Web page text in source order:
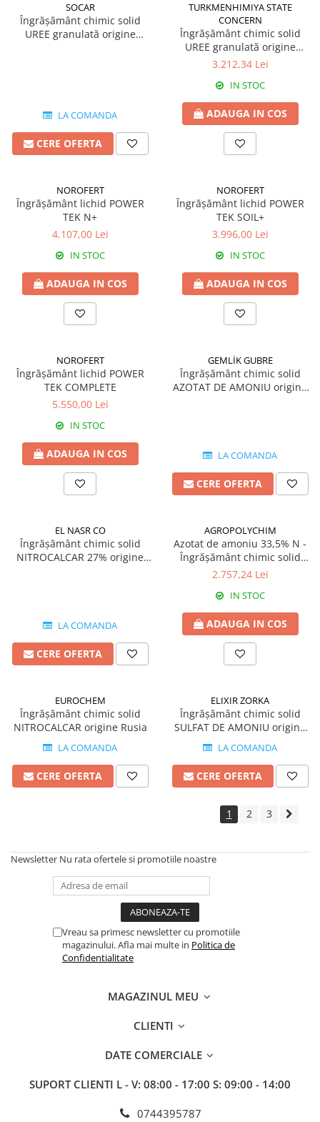
Insecticide
Fertilizanți foliari
Fungicide
Insecticide
Biostimulatori
Pachete tehnologice
Regulatori de creștere
GRÂU DE PRIMĂVARĂ
Erbicide
GRÂU DE TOAMNĂ
Fungicide
Insecticide
Dezinfectant sol
Regulatori de creștere
GRÂU SPELTA
Erbicide
Fungicide
Insecticide
Biostimulatori
HAMEI
Fungicide
Fertilizanți foliari
HASMAȚUCHI
Erbicide
Fungicide
Tratament semințe
Fertilizanți foliari
NĂUT
Insecticide
Acaricide
Biostimulatori
Biostimulatori
Fertilizanți foliari
Insecticide
OREZ
Fertilizanți foliari
Tratament semințe
Fungicide
Insecticide
Fertilizanți foliari
ORZOAICĂ
Tratament semințe
Fertilizanți foliari
PĂIOASE
Fungicide
Insecticide
Biostimulatori
Adjuvanți
PĂSTÂRNAC
Fertilizanți foliari
Insecticide
PEPENE GALBEN
Biostimulatori
Acaricide
SOCAR
Îngrășământ chimic solid
UREE granulată origine
LA COMANDA
CERE OFERTA
TURKMENHIMIYA STATE
CONCERN
Îngrășământ chimic solid
UREE granulată origine
Turkmenistan
3.212,34 Lei
IN STOC
ADAUGA IN COS
NOROFERT
Îngrășământ lichid POWER
TEK N+
4.107,00 Lei
IN STOC
ADAUGA IN COS
NOROFERT
Îngrășământ lichid POWER
TEK SOIL+
3.996,00 Lei
IN STOC
ADAUGA IN COS
NOROFERT
Îngrășământ lichid POWER
TEK COMPLETE
5.550,00 Lei
IN STOC
ADAUGA IN COS
GEMLİK GUBRE
Îngrășământ chimic solid
AZOTAT DE AMONIU origine
LA COMANDA
CERE OFERTA
EL NASR CO
Îngrășământ chimic solid
NITROCALCAR 27% origine
LA COMANDA
CERE OFERTA
AGROPOLYCHIM
Azotat de amoniu 33,5% N -
Îngrășământ chimic solid
origine Bulgaria
2.757,24 Lei
IN STOC
ADAUGA IN COS
EUROCHEM
Îngrășământ chimic solid
NITROCALCAR origine Rusia
LA COMANDA
CERE OFERTA
ELIXIR ZORKA
Îngrășământ chimic solid
SULFAT DE AMONIU origine
LA COMANDA
CERE OFERTA
1 2 3
Newsletter Nu rata ofertele si promotiile noastre
Vreau sa primesc newsletter cu promotiile
magazinului. Afla mai multe in Politica de
Confidentialitate
MAGAZINUL MEU
CLIENTI
DATE COMERCIALE
SUPORT CLIENTI L - V: 08:00 - 17:00 S: 09:00 - 14:00
0744395787